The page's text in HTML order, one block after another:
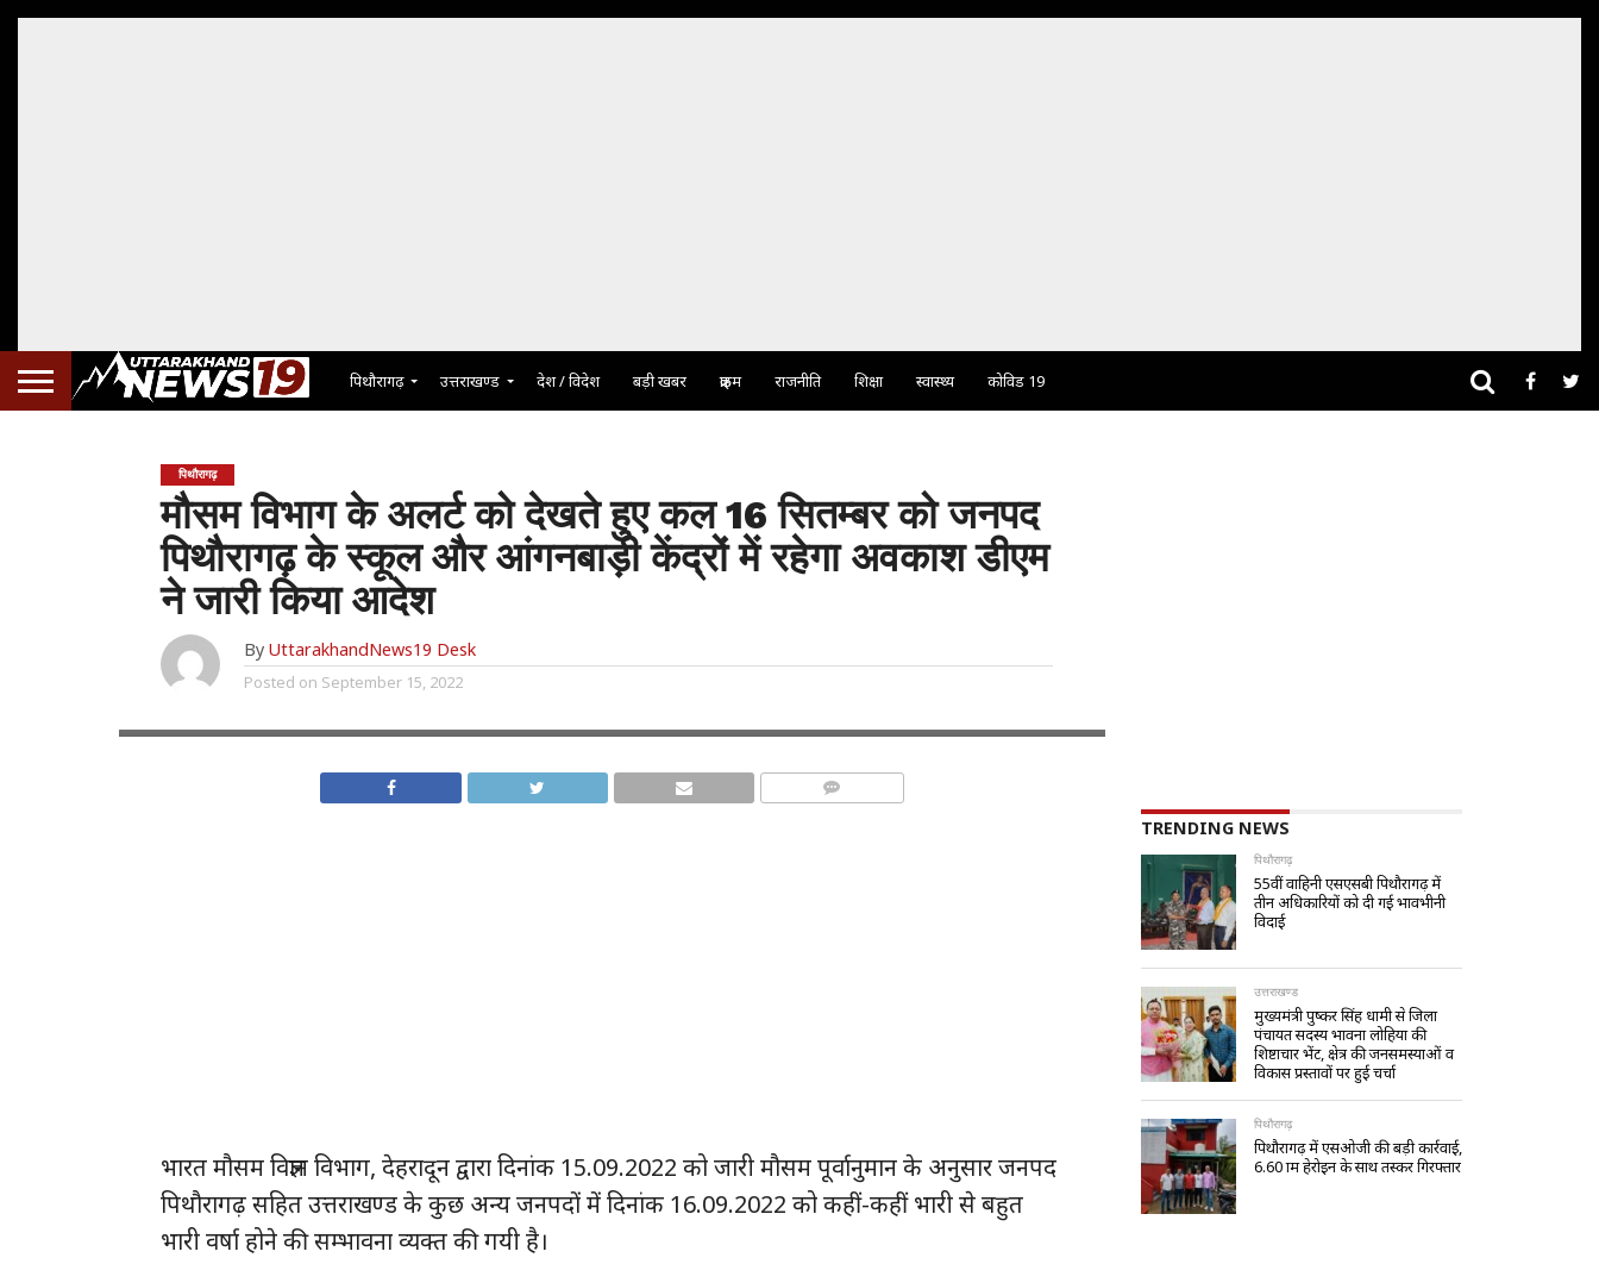
पिथौरागढ़ उत्तराखण्ड देश / विदेश बड़ी खबर क्राइम राजनीति शिक्षा स्वास्थ्य कोविड 19
पिथौरागढ़
मौसम विभाग के अलर्ट को देखते हुए कल 16 सितम्बर को जनपद
पिथौरागढ़ के स्कूल और आंगनबाड़ी केंद्रों में रहेगा अवकाश डीएम
ने जारी किया आदेश
By UttarakhandNews19 Desk
Posted on September 15, 2022
भारत मौसम विज्ञान विभाग, देहरादून द्वारा दिनांक 15.09.2022 को जारी मौसम पूर्वानुमान के अनुसार जनपद
पिथौरागढ़ सहित उत्तराखण्ड के कुछ अन्य जनपदों में दिनांक 16.09.2022 को कहीं-कहीं भारी से बहुत
भारी वर्षा होने की सम्भावना व्यक्त की गयी है।
TRENDING NEWS
पिथौरागढ़
55वीं वाहिनी एसएसबी पिथौरागढ़ में
तीन अधिकारियों को दी गई भावभीनी
विदाई
उत्तराखण्ड
मुख्यमंत्री पुष्कर सिंह धामी से जिला
पंचायत सदस्य भावना लोहिया की
शिष्टाचार भेंट, क्षेत्र की जनसमस्याओं व
विकास प्रस्तावों पर हुई चर्चा
पिथौरागढ़
पिथौरागढ़ में एसओजी की बड़ी कार्रवाई,
6.60 ग्राम हेरोइन के साथ तस्कर गिरफ्तार